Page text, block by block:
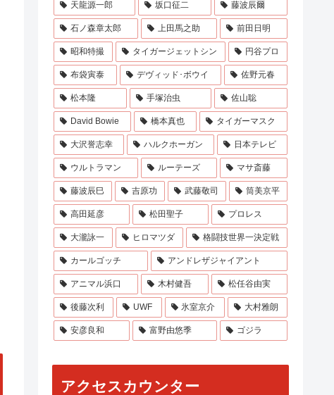
天龍源一郎 坂口征二 藤波辰爾
石ノ森章太郎 上田馬之助 前田日明
昭和特撮 タイガージェットシン 円谷プロ
布袋寅泰 デヴィッド･ボウイ 佐野元春
松本隆 手塚治虫 佐山聡
David Bowie 橋本真也 タイガーマスク
大沢誉志幸 ハルクホーガン 日本テレビ
ウルトラマン ルーテーズ マサ斎藤
藤波辰巳 吉原功 武藤敬司 筒美京平
高田延彦 松田聖子 プロレス
大瀧詠一 ヒロマツダ 格闘技世界一決定戦
カールゴッチ アンドレザジャイアント
アニマル浜口 木村健吾 松任谷由実
後藤次利 UWF 氷室京介 大村雅朗
安彦良和 富野由悠季 ゴジラ
アクセスカウンター